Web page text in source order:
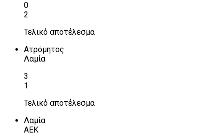
0
2
Τελικό αποτέλεσμα
Ατρόμητος
Λαμία
3
1
Τελικό αποτέλεσμα
Λαμία
ΑΕΚ